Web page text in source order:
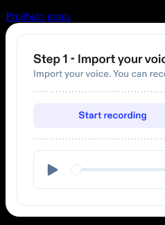
Pruébalo gratis